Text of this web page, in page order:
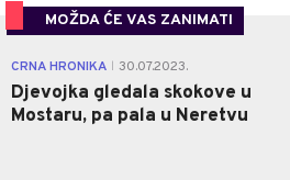
MOŽDA ĆE VAS ZANIMATI
CRNA HRONIKA 30.07.2023.
Djevojka gledala skokove u
Mostaru, pa pala u Neretvu